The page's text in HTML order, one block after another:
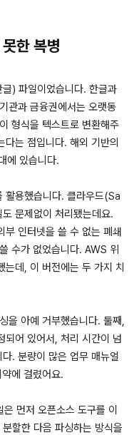
한 복병
) 파일이었습니다. 한글과
관과 금융권에서는 오랫동
형식을 텍스트로 변환해주
는 점입니다. 해외 기반의
에 있습니다.
활용했습니다. 클라우드(Sa
문제없이 처리됐는데요.
부 인터넷을 쓸 수 없는 폐쇄
수가 없었습니다. AWS 위
데, 이 버전에는 두 가지 치
을 아예 거부했습니다. 둘째,
되어 있어서, 처리 시간이 넘
. 분량이 많은 업무 매뉴얼
에 걸렸어요.
먼저 오픈소스 도구를 이
할한 다음 파싱하는 방식을